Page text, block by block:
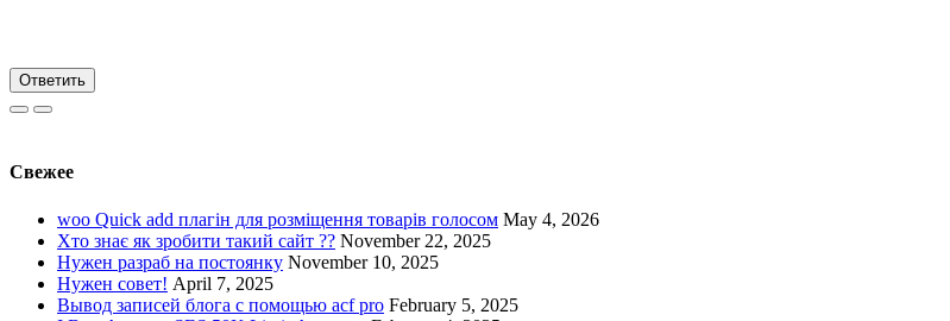
Ответить
Свежее
woo Quick add плагін для розміщення товарів голосом May 4, 2026
Хто знає як зробити такий сайт ?? November 22, 2025
Нужен разраб на постоянку November 10, 2025
Нужен совет! April 7, 2025
Вывод записей блога с помощью acf pro February 5, 2025